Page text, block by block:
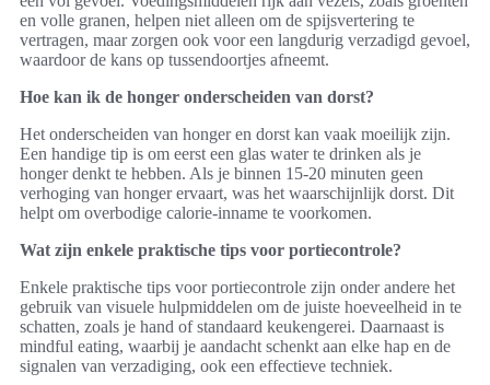
en volle granen, helpen niet alleen om de spijsvertering te
vertragen, maar zorgen ook voor een langdurig verzadigd gevoel,
waardoor de kans op tussendoortjes afneemt.
Hoe kan ik de honger onderscheiden van dorst?
Het onderscheiden van honger en dorst kan vaak moeilijk zijn.
Een handige tip is om eerst een glas water te drinken als je
honger denkt te hebben. Als je binnen 15-20 minuten geen
verhoging van honger ervaart, was het waarschijnlijk dorst. Dit
helpt om overbodige calorie-inname te voorkomen.
Wat zijn enkele praktische tips voor portiecontrole?
Enkele praktische tips voor portiecontrole zijn onder andere het
gebruik van visuele hulpmiddelen om de juiste hoeveelheid in te
schatten, zoals je hand of standaard keukengerei. Daarnaast is
mindful eating, waarbij je aandacht schenkt aan elke hap en de
signalen van verzadiging, ook een effectieve techniek.